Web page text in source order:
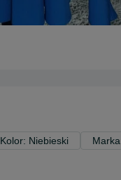
Kolor: Niebieski